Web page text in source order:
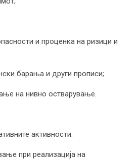
и проценка на ризици и
барања и други прописи;
на нивно остварување.
активности:
при реализација на